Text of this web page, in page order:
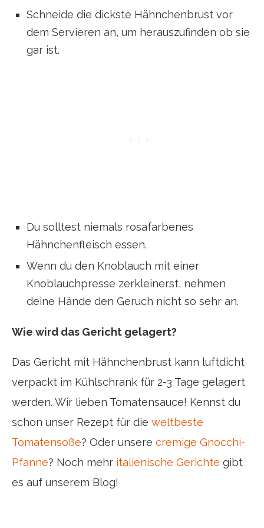
Schneide die dickste Hähnchenbrust vor
dem Servieren an, um herauszufinden ob sie
gar ist.
Du solltest niemals rosafarbenes
Hähnchenfleisch essen.
Wenn du den Knoblauch mit einer
Knoblauchpresse zerkleinerst, nehmen
deine Hände den Geruch nicht so sehr an.
Wie wird das Gericht gelagert?
Das Gericht mit Hähnchenbrust kann luftdicht
verpackt im Kühlschrank für 2-3 Tage gelagert
werden. Wir lieben Tomatensauce! Kennst du
schon unser Rezept für die weltbeste
Tomatensoße? Oder unsere cremige Gnocchi-
Pfanne? Noch mehr italienische Gerichte gibt
es auf unserem Blog!